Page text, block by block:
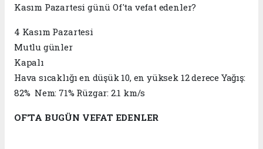
Kasım Pazartesi günü Of'ta vefat edenler?
4 Kasım Pazartesi
Mutlu günler
Kapalı
Hava sıcaklığı en düşük 10, en yüksek 12 derece Yağış:
82% Nem: 71% Rüzgar: 2.1 km/s
OF'TA BUGÜN VEFAT EDENLER